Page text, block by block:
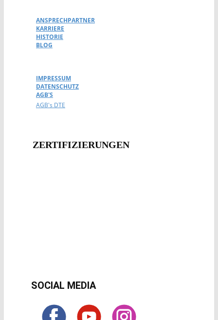
ANSPRECHPARTNER
KARRIERE
HISTORIE
BLOG
IMPRESSUM
DATENSCHUTZ
AGB'S
AGB's DTE
ZERTIFIZIERUNG​EN
SOCIAL MEDIA